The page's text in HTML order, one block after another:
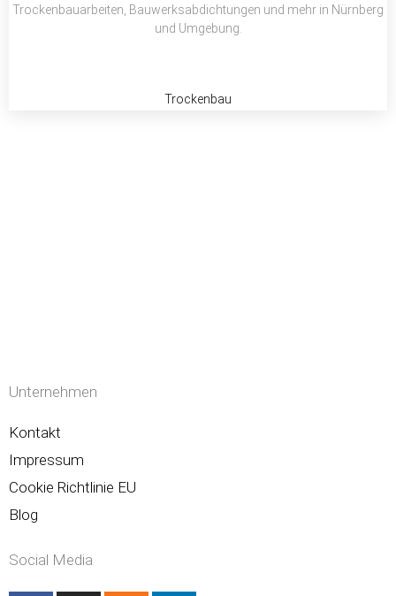
Trockenbauarbeiten, Bauwerksabdichtungen und mehr in Nürnberg
und Umgebung.
Trockenbau
Unternehmen
Kontakt
Impressum
Cookie Richtlinie EU
Blog
Social Media